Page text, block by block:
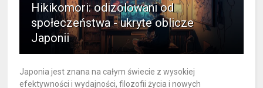
Hikikomori: odizolowani od
społeczeństwa - ukryte oblicze
Japonii
Japonia jest znana na całym świecie z wysokiej
efektywności i wydajności, filozofii życia i nowych